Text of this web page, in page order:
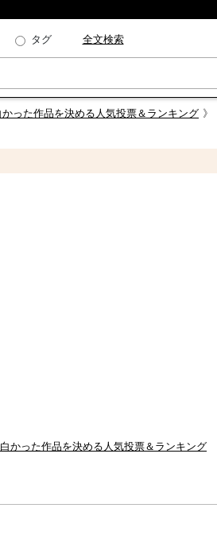
タグ 全文検索
った作品を決める人気投票＆ランキング
かった作品を決める人気投票＆ランキング